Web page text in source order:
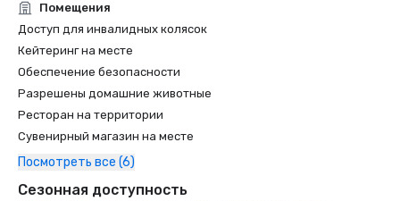
Помещения
Доступ для инвалидных колясок
Кейтеринг на месте
Обеспечение безопасности
Разрешены домашние животные
Ресторан на территории
Сувенирный магазин на месте
Посмотреть все (6)
Сезонная доступность